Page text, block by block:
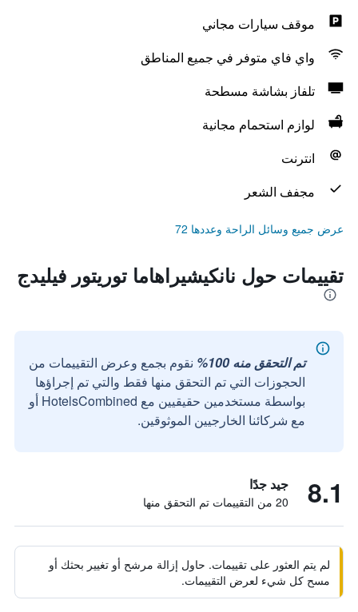
موقف سيارات مجاني
واي فاي متوفر في جميع المناطق
تلفاز بشاشة مسطحة
لوازم استحمام مجانية
انترنت
مجفف الشعر
عرض جميع وسائل الراحة وعددها 72
تقييمات حول نانكيشيراهاما توريتور فيليدج
تم التحقق منه 100%
نقوم بجمع وعرض التقييمات من
الحجوزات التي تم التحقق منها فقط والتي تم إجراؤها
بواسطة مستخدمين حقيقيين مع HotelsCombined أو
مع شركائنا الخارجيين الموثوقين.
8.1 جيد جدًا
20 من التقييمات تم التحقق منها
لم يتم العثور على تقييمات. حاول إزالة مرشح أو تغيير بحثك أو
مسح كل شيء لعرض التقييمات.